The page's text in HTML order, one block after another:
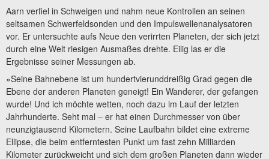
Aarn verfiel in Schweigen und nahm neue Kontrollen an seinen
seltsamen Schwerfeldsonden und den Impulswellenanalysatoren
vor. Er untersuchte aufs Neue den verirrten Planeten, der sich jetzt
durch eine Welt riesigen Ausmaßes drehte. Eilig las er die
Ergebnisse seiner Messungen ab.
»Seine Bahnebene ist um hundertvierunddreißig Grad gegen die
Ebene der anderen Planeten geneigt! Ein Wanderer, der gefangen
wurde! Und ich möchte wetten, noch dazu im Lauf der letzten
Jahrhunderte. Seht mal – er hat einen Durchmesser von über
neunzigtausend Kilometern. Seine Laufbahn bildet eine extreme
Ellipse, die beim entferntesten Punkt um fast zehn Milliarden
Kilometer zurückweicht und sich dem großen Planeten dann wieder